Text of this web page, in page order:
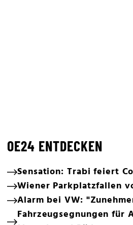
OE24 ENTDECKEN
Sensation: Trabi feiert
Wiener Parkplatzfallen
Alarm bei VW:
Fahrzeugsegnungen für